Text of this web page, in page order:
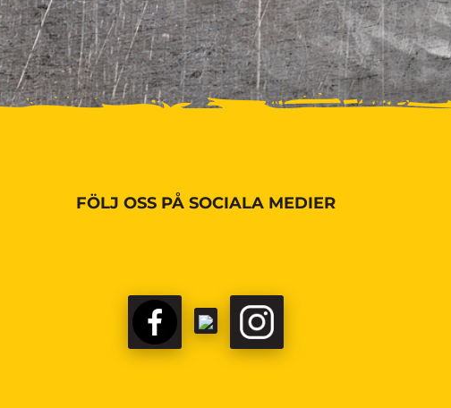
FÖLJ OSS PÅ SOCIALA MEDIER
FACEBOOKTIKTOK